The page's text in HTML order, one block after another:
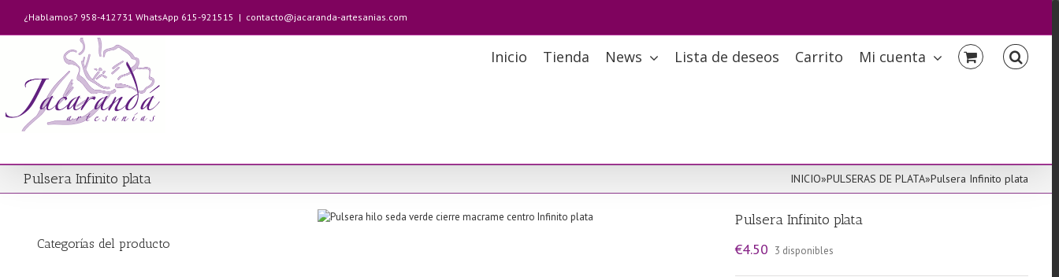
contenido
¿Hablamos? 958-412731 WhatsApp 615-921515 | contacto@jacaranda-artesanias.com
Inicio Tienda News Lista de deseos Carrito Mi cuenta
Pulsera Infinito plata INICIO»PULSERAS DE PLATA»Pulsera Infinito plata
Pulsera Infinito plata
€4.50 3 disponibles
Categorías del producto